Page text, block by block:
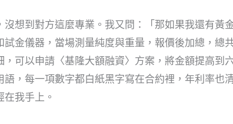
想到對方這麼專業。我又問：「那如果我還有黃
金儀器，當場測量純度與重量，報價後加總，總
可以申請〈基隆大額融資〉方案，將金額提高到
，每一項數字都白紙黑字寫在合約裡，年利率也
我手上。